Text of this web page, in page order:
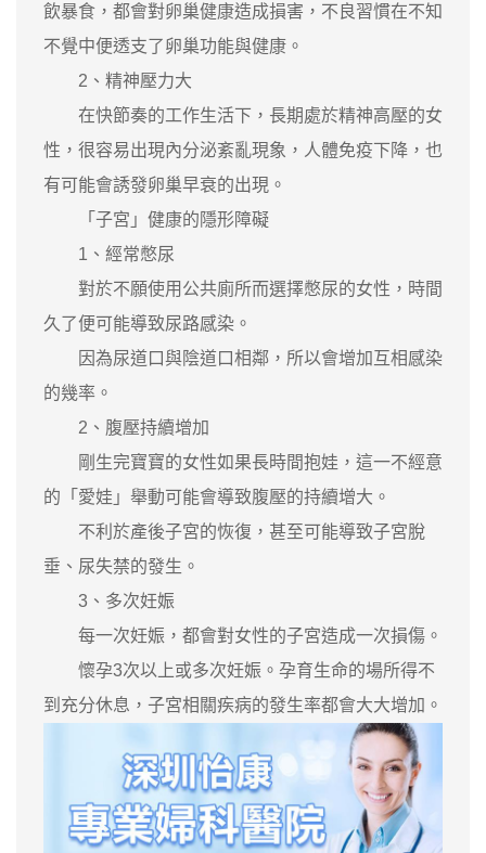
飲暴食，都會對卵巢健康造成損害，不良習慣在不知
不覺中便透支了卵巢功能與健康。
2、精神壓力大
在快節奏的工作生活下，長期處於精神高壓的女
性，很容易出現內分泌紊亂現象，人體免疫下降，也
有可能會誘發卵巢早衰的出現。
「子宮」健康的隱形障礙
1、經常憋尿
對於不願使用公共廁所而選擇憋尿的女性，時間
久了便可能導致尿路感染。
因為尿道口與陰道口相鄰，所以會增加互相感染
的幾率。
2、腹壓持續增加
剛生完寶寶的女性如果長時間抱娃，這一不經意
的「愛娃」舉動可能會導致腹壓的持續增大。
不利於產後子宮的恢復，甚至可能導致子宮脫
垂、尿失禁的發生。
3、多次妊娠
每一次妊娠，都會對女性的子宮造成一次損傷。
懷孕3次以上或多次妊娠。孕育生命的場所得不
到充分休息，子宮相關疾病的發生率都會大大增加。